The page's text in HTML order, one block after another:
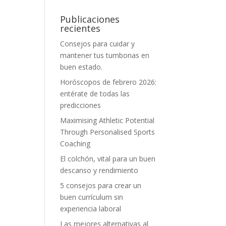
Publicaciones
recientes
Consejos para cuidar y
mantener tus tumbonas en
buen estado.
Horóscopos de febrero 2026:
entérate de todas las
predicciones
Maximising Athletic Potential
Through Personalised Sports
Coaching
El colchón, vital para un buen
descanso y rendimiento
5 consejos para crear un
buen currículum sin
experiencia laboral
Las mejores alternativas al